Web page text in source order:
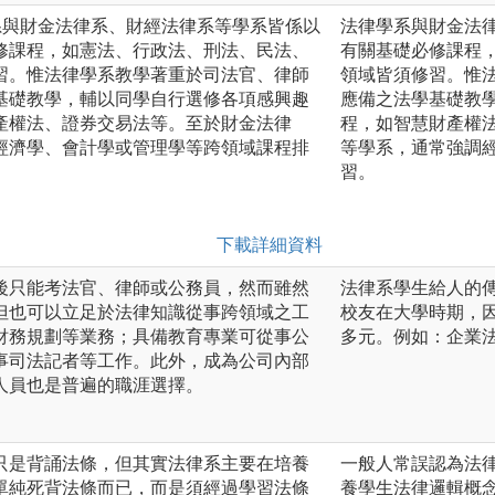
財金法律系、財經法律系等學系皆係以
程，如憲法、行政法、刑法、民法、
惟法律學系教學著重於司法官、律師
教學，輔以同學自行選修各項感興趣
權法、證券交易法等。至於財金法律
濟學、會計學或管理學等跨領域課程排
下載詳細資料
法律學系與財金法
有關基礎必修課程
領域皆須修習。惟
應備之法學基礎教
程，如智慧財產權
等學系，通常強調
習。
能考法官、律師或公務員，然而雖然
可以立足於法律知識從事跨領域之工
規劃等業務；具備教育專業可從事公
法記者等工作。此外，成為公司內部
也是普遍的職涯選擇。
法律系學生給人的
校友在大學時期，
多元。例如：企業
背誦法條，但其實法律系主要在培養
死背法條而已，而是須經過學習法條
一般人常誤認為法
養學生法律邏輯概